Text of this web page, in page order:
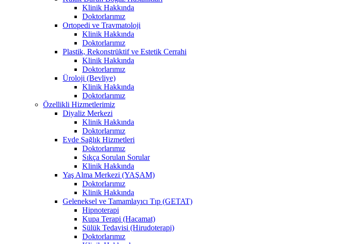
Klinik Hakkında
Doktorlarımız
Ortopedi ve Travmatoloji
Klinik Hakkında
Doktorlarımız
Plastik, Rekonstrüktif ve Estetik Cerrahi
Klinik Hakkında
Doktorlarımız
Üroloji (Bevliye)
Klinik Hakkında
Doktorlarımız
Özellikli Hizmetlerimiz
Diyaliz Merkezi
Klinik Hakkında
Doktorlarımız
Evde Sağlık Hizmetleri
Doktorlarımız
Sıkça Sorulan Sorular
Klinik Hakkında
Yaş Alma Merkezi (YAŞAM)
Doktorlarımız
Klinik Hakkında
Geleneksel ve Tamamlayıcı Tıp (GETAT)
Hipnoterapi
Kupa Terapi (Hacamat)
Sülük Tedavisi (Hirudoterapi)
Doktorlarımız